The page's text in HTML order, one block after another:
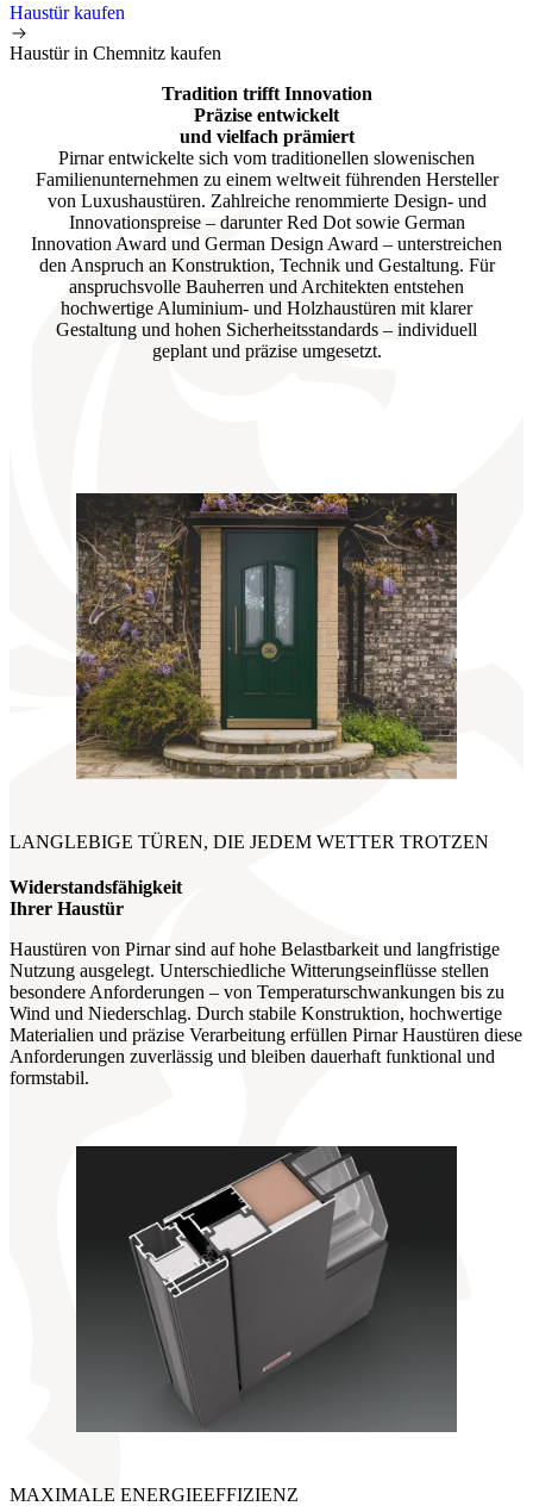
Haustür kaufen
Haustür in Chemnitz kaufen
Tradition trifft Innovation
Präzise entwickelt
und vielfach prämiert
Pirnar entwickelte sich vom traditionellen slowenischen
Familienunternehmen zu einem weltweit führenden Hersteller
von Luxushaustüren. Zahlreiche renommierte Design- und
Innovationspreise – darunter Red Dot sowie German
Innovation Award und German Design Award – unterstreichen
den Anspruch an Konstruktion, Technik und Gestaltung. Für
anspruchsvolle Bauherren und Architekten entstehen
hochwertige Aluminium- und Holzhaustüren mit klarer
Gestaltung und hohen Sicherheitsstandards – individuell
geplant und präzise umgesetzt.
LANGLEBIGE TÜREN, DIE JEDEM WETTER TROTZEN
Widerstandsfähigkeit
Ihrer Haustür
Haustüren von Pirnar sind auf hohe Belastbarkeit und langfristige
Nutzung ausgelegt. Unterschiedliche Witterungseinflüsse stellen
besondere Anforderungen – von Temperaturschwankungen bis zu
Wind und Niederschlag. Durch stabile Konstruktion, hochwertige
Materialien und präzise Verarbeitung erfüllen Pirnar Haustüren diese
Anforderungen zuverlässig und bleiben dauerhaft funktional und
formstabil.
MAXIMALE ENERGIEEFFIZIENZ